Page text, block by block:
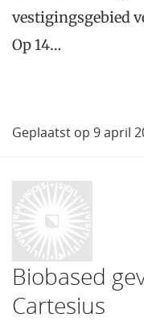
vestigingsgebied
Op 14…
Geplaatst op 9 april
Biobased
Cartesius